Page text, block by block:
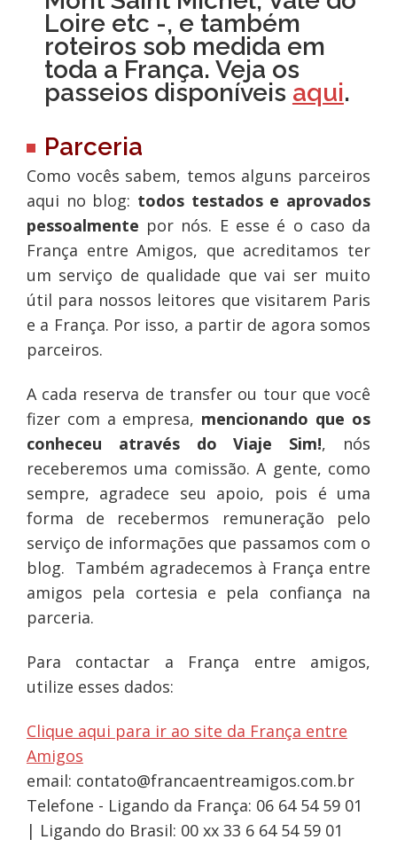
Loire etc -, e também
roteiros sob medida em
toda a França. Veja os
passeios disponíveis aqui.
Parceria
Como vocês sabem, temos alguns parceiros
aqui no blog: todos testados e aprovados
pessoalmente por nós. E esse é o caso da
França entre Amigos, que acreditamos ter
um serviço de qualidade que vai ser muito
útil para nossos leitores que visitarem Paris
e a França. Por isso, a partir de agora somos
parceiros.
A cada reserva de transfer ou tour que você
fizer com a empresa, mencionando que os
conheceu através do
Viaje Sim!, nós
receberemos uma comissão. A gente, como
sempre, agradece seu apoio, pois é uma
forma de recebermos remuneração pelo
serviço de informações que passamos com o
blog. Também agradecemos à França entre
amigos pela cortesia e pela confiança na
parceria.
Para contactar a França entre amigos,
utilize esses dados:
Clique aqui para ir ao site da França entre
Amigos
email: contato@francaentreamigos.com.br
Telefone - Ligando da França: 06 64 54 59 01
| Ligando do Brasil: 00 xx 33 6 64 54 59 01